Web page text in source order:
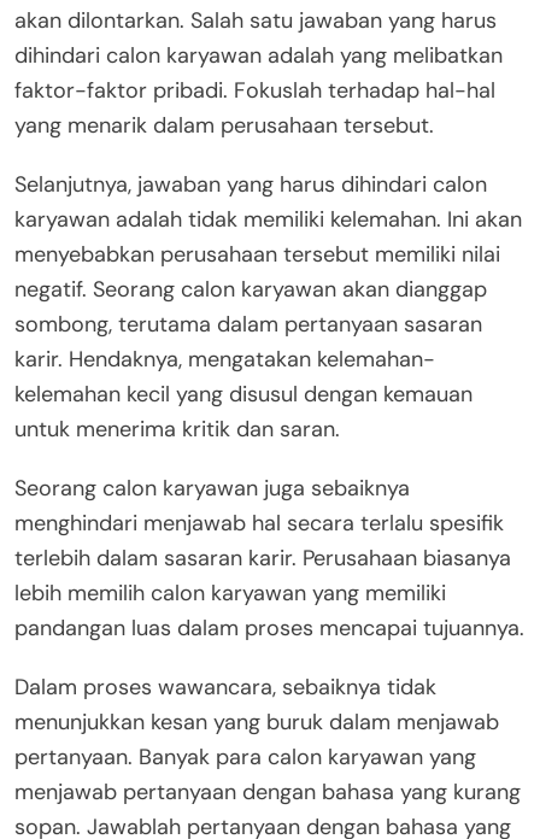
akan dilontarkan. Salah satu jawaban yang harus
dihindari calon karyawan adalah yang melibatkan
faktor-faktor pribadi. Fokuslah terhadap hal-hal
yang menarik dalam perusahaan tersebut.
Selanjutnya, jawaban yang harus dihindari calon
karyawan adalah tidak memiliki kelemahan. Ini akan
menyebabkan perusahaan tersebut memiliki nilai
negatif. Seorang calon karyawan akan dianggap
sombong, terutama dalam pertanyaan sasaran
karir. Hendaknya, mengatakan kelemahan-
kelemahan kecil yang disusul dengan kemauan
untuk menerima kritik dan saran.
Seorang calon karyawan juga sebaiknya
menghindari menjawab hal secara terlalu spesifik
terlebih dalam sasaran karir. Perusahaan biasanya
lebih memilih calon karyawan yang memiliki
pandangan luas dalam proses mencapai tujuannya.
Dalam proses wawancara, sebaiknya tidak
menunjukkan kesan yang buruk dalam menjawab
pertanyaan. Banyak para calon karyawan yang
menjawab pertanyaan dengan bahasa yang kurang
sopan. Jawablah pertanyaan dengan bahasa yang